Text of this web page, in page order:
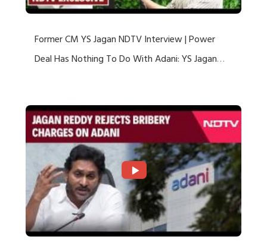
Former CM YS Jagan NDTV Interview | Power
Deal Has Nothing To Do With Adani: YS Jagan